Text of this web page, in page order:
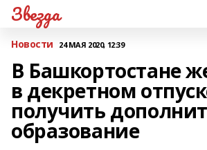
Звезда
Новости 24 МАЯ 2020, 12:39
В Башкортостане
в декретном
получить
образование